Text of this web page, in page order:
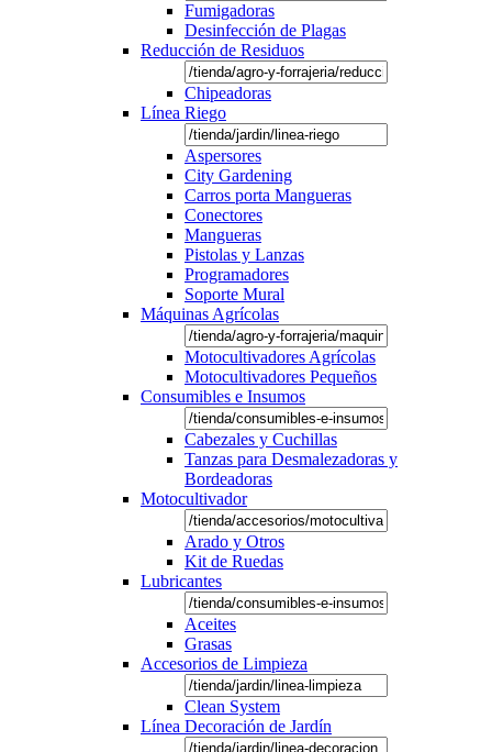
Fumigadoras
Desinfección de Plagas
Reducción de Residuos
Chipeadoras
Línea Riego
Aspersores
City Gardening
Carros porta Mangueras
Conectores
Mangueras
Pistolas y Lanzas
Programadores
Soporte Mural
Máquinas Agrícolas
Motocultivadores Agrícolas
Motocultivadores Pequeños
Consumibles e Insumos
Cabezales y Cuchillas
Tanzas para Desmalezadoras y
Bordeadoras
Motocultivador
Arado y Otros
Kit de Ruedas
Lubricantes
Aceites
Grasas
Accesorios de Limpieza
Clean System
Línea Decoración de Jardín